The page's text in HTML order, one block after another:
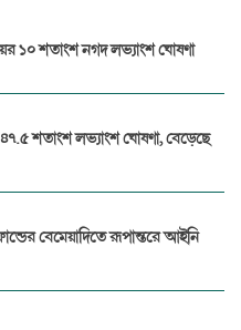
১০ শতাংশ নগদ লভ্যাংশ ঘোষণা
৪৭.৫ শতাংশ লভ্যাংশ ঘোষণা, বেড়েছে
বেমেয়াদিতে রূপান্তরে আইনি